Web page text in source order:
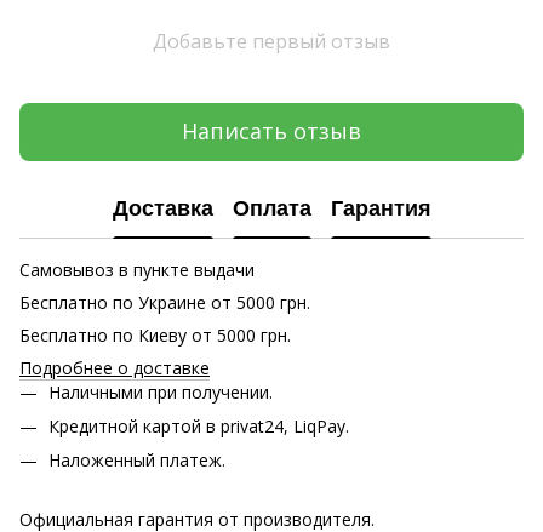
Добавьте первый отзыв
Написать отзыв
Доставка Оплата Гарантия
Самовывоз в пункте выдачи
Бесплатно по Украине от 5000 грн.
Бесплатно по Киеву от 5000 грн.
Подробнее о доставке
Наличными при получении.
Кредитной картой в privat24, LiqPay.
Наложенный платеж.
Официальная гарантия от производителя.